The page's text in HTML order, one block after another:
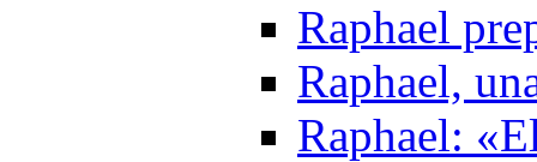
Raphael
Raphael,
Raphael: